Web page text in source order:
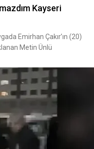
Kayseri
Emirhan Çakır’ın (20)
Metin Ünlü